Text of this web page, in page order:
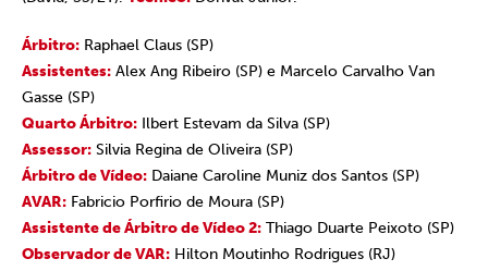
Árbitro: Raphael Claus (SP)
Assistentes: Alex Ang Ribeiro (SP) e Marcelo Carvalho Van
Gasse (SP)
Quarto Árbitro: Ilbert Estevam da Silva (SP)
Assessor: Silvia Regina de Oliveira (SP)
Árbitro de Vídeo: Daiane Caroline Muniz dos Santos (SP)
AVAR: Fabricio Porfirio de Moura (SP)
Assistente de Árbitro de Vídeo 2: Thiago Duarte Peixoto (SP)
Observador de VAR: Hilton Moutinho Rodrigues (RJ)